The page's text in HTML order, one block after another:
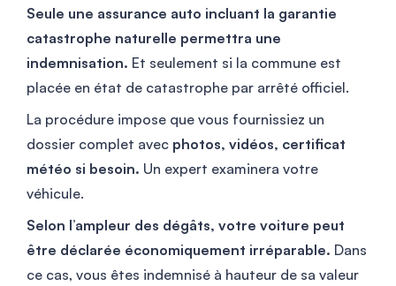
Seule une assurance auto incluant la garantie
catastrophe naturelle permettra une
indemnisation. Et seulement si la commune est
placée en état de catastrophe par arrêté officiel.
La procédure impose que vous fournissiez un
dossier complet avec photos, vidéos, certificat
météo si besoin. Un expert examinera votre
véhicule.
Selon l’ampleur des dégâts, votre voiture peut
être déclarée économiquement irréparable. Dans
ce cas, vous êtes indemnisé à hauteur de sa valeur